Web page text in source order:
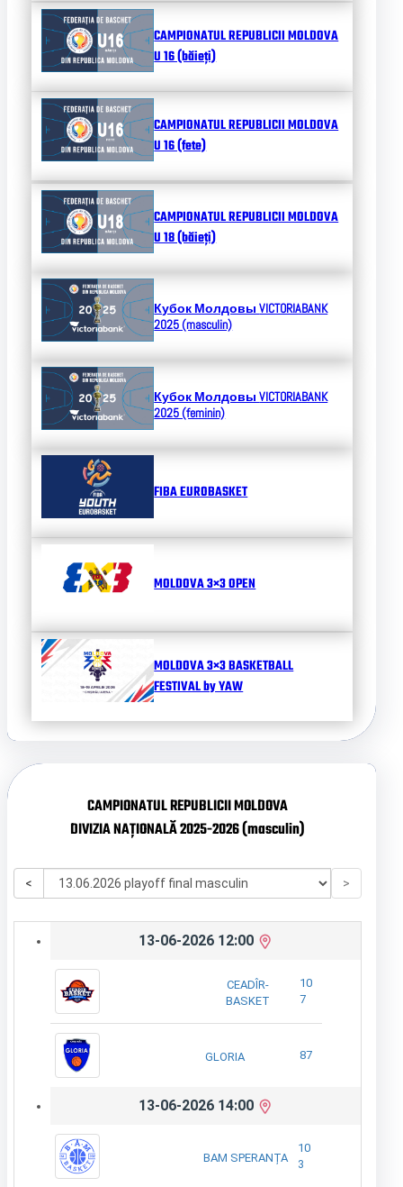
CAMPIONATUL REPUBLICII MOLDOVA
U 16 (băieți)
CAMPIONATUL REPUBLICII MOLDOVA
U 16 (fete)
CAMPIONATUL REPUBLICII MOLDOVA
U 18 (băieți)
Кубок МолдовыVICTORIABANK
2025 (masculin)
Кубок МолдовыVICTORIABANK
2025 (feminin)
FIBA EUROBASKET
MOLDOVA 3×3 OPEN
MOLDOVA 3×3 BASKETBALL
FESTIVAL by YAW
CAMPIONATUL REPUBLICII MOLDOVA
DIVIZIA NAȚIONALĂ 2025-2026 (masculin)
< >
13-06-2026 12:00
CEADÎR-
BASKET
10
7
GLORIA 87
13-06-2026 14:00
BAM SPERANȚA
10
3